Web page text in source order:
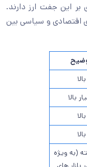
بر این جفت ارز دارند.
اقتصادی و سیاسی بین
بالا
بالا
بالا
بالا
(به ویژه